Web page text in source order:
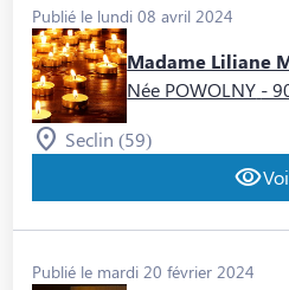
Publié le lundi 08 avril 2024
Madame Liliane
Née POWOLNY -
Seclin (59)
Publié le mardi 20 février 2024